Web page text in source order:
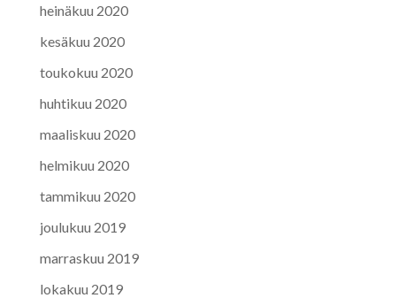
heinäkuu 2020
kesäkuu 2020
toukokuu 2020
huhtikuu 2020
maaliskuu 2020
helmikuu 2020
tammikuu 2020
joulukuu 2019
marraskuu 2019
lokakuu 2019